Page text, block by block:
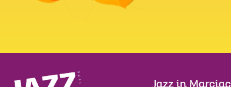
Jazz in Marciac